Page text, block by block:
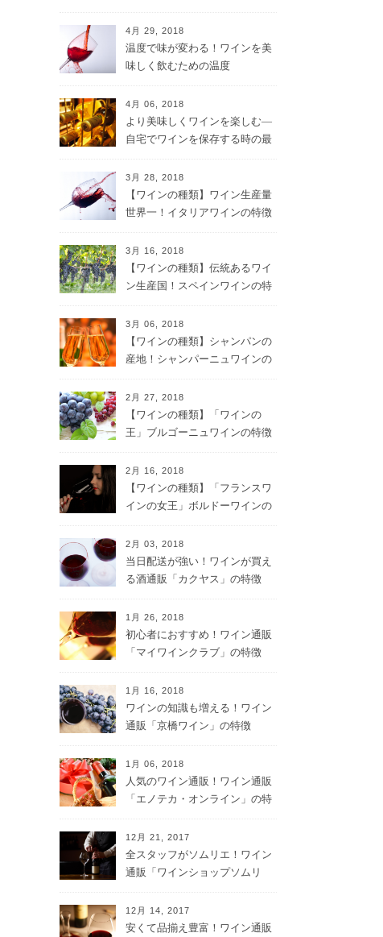
4月 29, 2018
温度で味が変わる！ワインを美
味しく飲むための温度
4月 06, 2018
より美味しくワインを楽しむ―
自宅でワインを保存する時の最
3月 28, 2018
【ワインの種類】ワイン生産量
世界一！イタリアワインの特徴
3月 16, 2018
【ワインの種類】伝統あるワイ
ン生産国！スペインワインの特
3月 06, 2018
【ワインの種類】シャンパンの
産地！シャンパーニュワインの
2月 27, 2018
【ワインの種類】「ワインの
王」ブルゴーニュワインの特徴
2月 16, 2018
【ワインの種類】「フランスワ
インの女王」ボルドーワインの
2月 03, 2018
当日配送が強い！ワインが買え
る酒通販「カクヤス」の特徴
1月 26, 2018
初心者におすすめ！ワイン通販
「マイワインクラブ」の特徴
1月 16, 2018
ワインの知識も増える！ワイン
通販「京橋ワイン」の特徴
1月 06, 2018
人気のワイン通販！ワイン通販
「エノテカ・オンライン」の特
12月 21, 2017
全スタッフがソムリエ！ワイン
通販「ワインショップソムリ
12月 14, 2017
安くて品揃え豊富！ワイン通販